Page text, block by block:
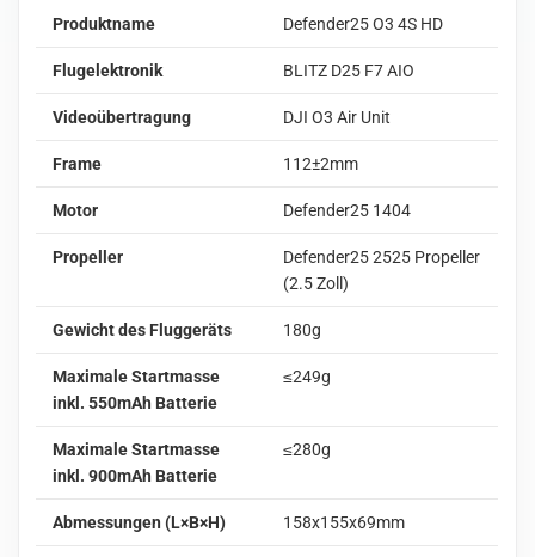
Produktname Defender25 O3 4S HD
Flugelektronik BLITZ D25 F7 AIO
Videoübertragung DJI O3 Air Unit
Frame 112±2mm
Motor Defender25 1404
Propeller
Defender25 2525 Propeller
(2.5 Zoll)
Gewicht des Fluggeräts 180g
Maximale Startmasse
inkl. 550mAh Batterie
≤249g
Maximale Startmasse
inkl. 900mAh Batterie
≤280g
Abmessungen (L×B×H) 158x155x69mm